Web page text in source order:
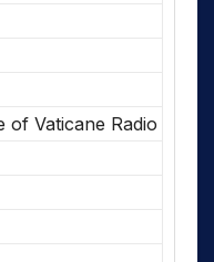
of Vaticane Radio